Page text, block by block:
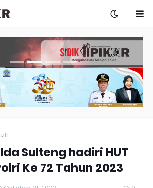
Sulteng hadiri HUT
Ke 72 Tahun 2023